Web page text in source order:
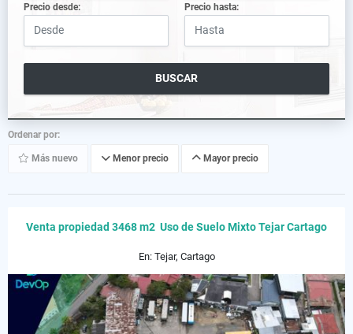
Precio desde: Precio hasta:
BUSCAR
Ordenar por:
Más nuevo Menor precio Mayor precio
Venta propiedad 3468 m2 Uso de Suelo Mixto Tejar Cartago
En: Tejar, Cartago